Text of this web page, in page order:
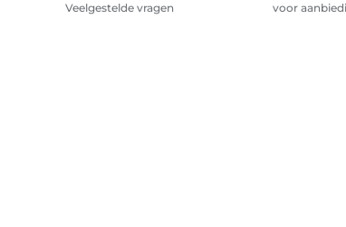
Veelgestelde vragen
voor